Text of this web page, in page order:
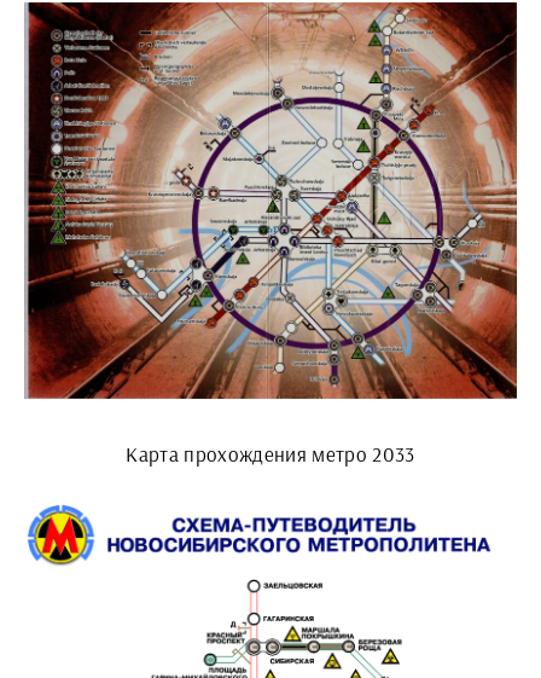
Карта прохождения метро 2033